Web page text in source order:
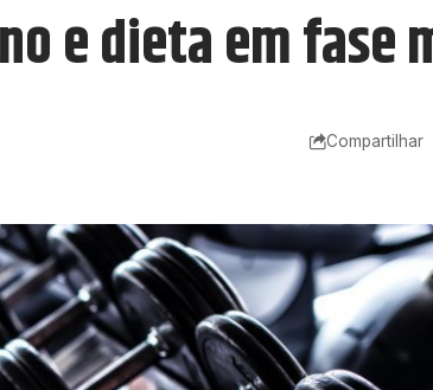
e dieta em fase
Compartilhar